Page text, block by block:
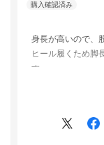
身長が高いので、
ヒール履くため脚
す。
生地が少し硬いよ